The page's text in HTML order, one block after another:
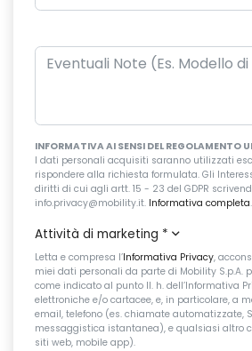
INFORMATIVA AI SENSI DEL REGOLAMENTO
I dati personali acquisiti saranno utilizzati
rispondere alla richiesta formulata. Gli
diritti di cui agli artt. 15 - 23 del GDPR
info.privacy@mobility.it. Informativa completa.
Attività di marketing *
Letta e compresa l’Informativa Privacy,
miei dati personali da parte di Mobility S.p.A.
come indicato al punto II. h. dell’Informativa
elettroniche e/o cartacee, e, in particolare, a
email, telefono (es. chiamate automatizzate,
messaggistica istantanea), e qualsiasi altro
siti web, mobile app).